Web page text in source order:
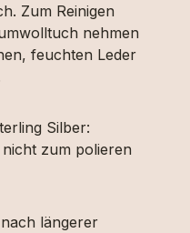
Zum Reinigen
nehmen
feuchten Leder
Silber:
zum polieren
längerer